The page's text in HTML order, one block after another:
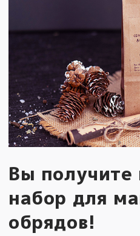
Вы получите
набор для
обрядов!